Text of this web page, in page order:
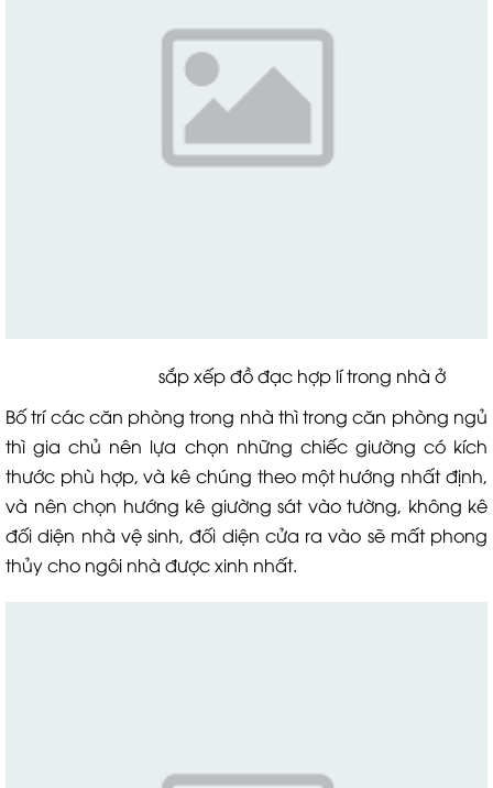
sắp xếp đồ đạc hợp lí trong nhà ở
Bố trí các căn phòng trong nhà thì trong căn phòng ngủ
thì gia chủ nên lựa chọn những chiếc giường có kích
thước phù hợp, và kê chúng theo một hướng nhất định,
và nên chọn hướng kê giường sát vào tường, không kê
đối diện nhà vệ sinh, đối diện cửa ra vào sẽ mất phong
thủy cho ngôi nhà được xinh nhất.